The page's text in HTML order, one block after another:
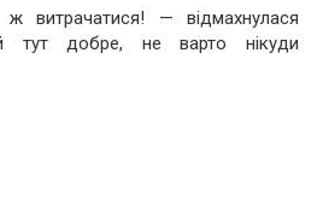
— відмахнулася
тут добре, не варто нікуди